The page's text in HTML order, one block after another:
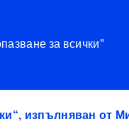
за всички"
изпълняван от